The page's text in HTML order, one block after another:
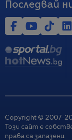
Последвай
Copyright © 2007-
Този сайт е
права са запазени.